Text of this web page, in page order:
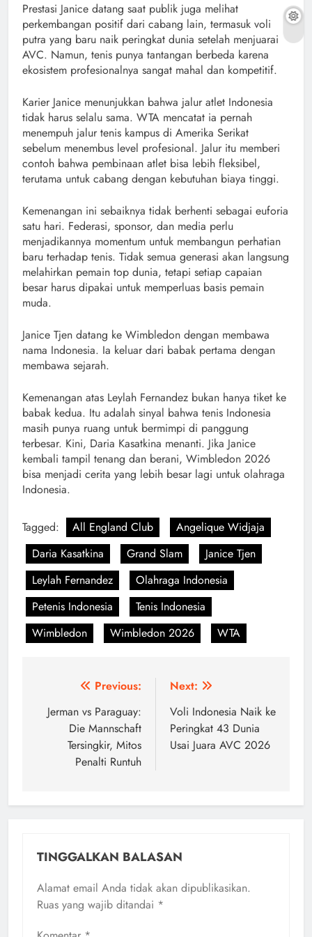
Prestasi Janice datang saat publik juga melihat
perkembangan positif dari cabang lain, termasuk voli
putra yang baru naik peringkat dunia setelah menjuarai
AVC. Namun, tenis punya tantangan berbeda karena
ekosistem profesionalnya sangat mahal dan kompetitif.
Karier Janice menunjukkan bahwa jalur atlet Indonesia
tidak harus selalu sama. WTA mencatat ia pernah
menempuh jalur tenis kampus di Amerika Serikat
sebelum menembus level profesional. Jalur itu memberi
contoh bahwa pembinaan atlet bisa lebih fleksibel,
terutama untuk cabang dengan kebutuhan biaya tinggi.
Kemenangan ini sebaiknya tidak berhenti sebagai euforia
satu hari. Federasi, sponsor, dan media perlu
menjadikannya momentum untuk membangun perhatian
baru terhadap tenis. Tidak semua generasi akan langsung
melahirkan pemain top dunia, tetapi setiap capaian
besar harus dipakai untuk memperluas basis pemain
muda.
Janice Tjen datang ke Wimbledon dengan membawa
nama Indonesia. Ia keluar dari babak pertama dengan
membawa sejarah.
Kemenangan atas Leylah Fernandez bukan hanya tiket ke
babak kedua. Itu adalah sinyal bahwa tenis Indonesia
masih punya ruang untuk bermimpi di panggung
terbesar. Kini, Daria Kasatkina menanti. Jika Janice
kembali tampil tenang dan berani, Wimbledon 2026
bisa menjadi cerita yang lebih besar lagi untuk olahraga
Indonesia.
Tagged: All England Club
Angelique Widjaja
Daria Kasatkina
Grand Slam
Janice Tjen
Leylah Fernandez
Olahraga Indonesia
Petenis Indonesia
Tenis Indonesia
Wimbledon
Wimbledon 2026 WTA
Navigasi
pos
Previous:
Jerman vs Paraguay:
Die Mannschaft
Tersingkir, Mitos
Penalti Runtuh
Next:
Voli Indonesia Naik ke
Peringkat 43 Dunia
Usai Juara AVC 2026
TINGGALKAN BALASAN
Alamat email Anda tidak akan dipublikasikan.
Ruas yang wajib ditandai *